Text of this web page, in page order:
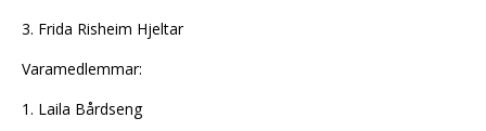
3. Frida Risheim Hjeltar
Varamedlemmar:
1. Laila Bårdseng